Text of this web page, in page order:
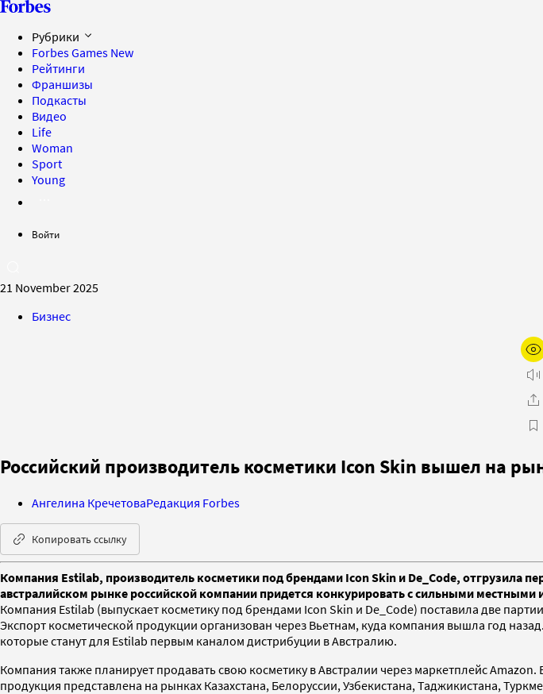
Рубрики
Forbes Games New
Рейтинги
Франшизы
Подкасты
Видео
Life
Woman
Sport
Young
Войти
21 November 2025
Бизнес
Российский производитель косметики Icon Skin вышел на
Ангелина КречетоваРедакция Forbes
Копировать ссылку
Компания Estilab, производитель косметики под брендами Icon Skin и De_Code, отгрузила
австралийском рынке российской компании придется конкурировать с сильными
Компания Estilab (выпускает косметику под брендами Icon Skin и De_Code) поставила две
Экспорт косметической продукции организован через Вьетнам, куда компания вышла год
которые станут для Estilab первым каналом дистрибуции в Австралию.
Компания также планирует продавать свою косметику в Австралии через маркетплейс
продукция представлена на рынках Казахстана, Белоруссии, Узбекистана, Таджикистана,